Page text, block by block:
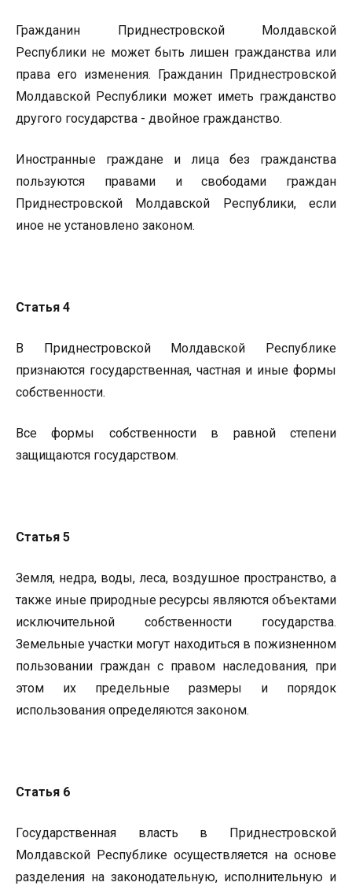
Гражданин Приднестровской Молдавской
Республики не может быть лишен гражданства или
права его изменения. Гражданин Приднестровской
Молдавской Республики может иметь гражданство
другого государства - двойное гражданство.
Иностранные граждане и лица без гражданства
пользуются правами и свободами граждан
Приднестровской Молдавской Республики, если
иное не установлено законом.
Статья 4
В Приднестровской Молдавской Республике
признаются государственная, частная и иные формы
собственности.
Все формы собственности в равной степени
защищаются государством.
Статья 5
Земля, недра, воды, леса, воздушное пространство, а
также иные природные ресурсы являются объектами
исключительной собственности государства.
Земельные участки могут находиться в пожизненном
пользовании граждан с правом наследования, при
этом их предельные размеры и порядок
использования определяются законом.
Статья 6
Государственная власть в Приднестровской
Молдавской Республике осуществляется на основе
разделения на законодательную, исполнительную и